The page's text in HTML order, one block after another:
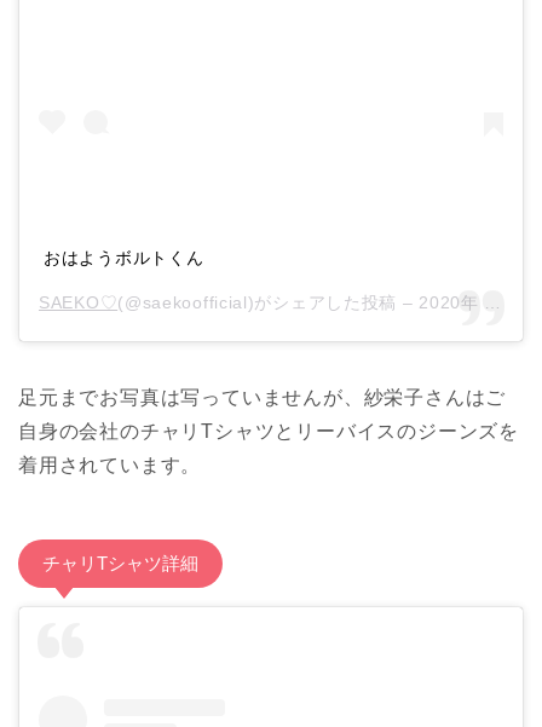
おはようボルトくん
SAEKO♡(@saekoofficial)がシェアした投稿 – 2020年 6月月27日午後8時07分PDT
足元までお写真は写っていませんが、紗栄子さんはご
自身の会社のチャリTシャツとリーバイスのジーンズを
着用されています。
チャリTシャツ詳細